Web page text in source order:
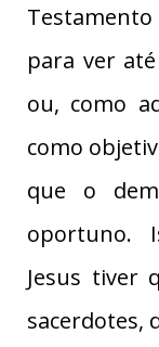
para ver
ou, como
como
que o
oportuno.
Jesus tiver
sacerdotes,